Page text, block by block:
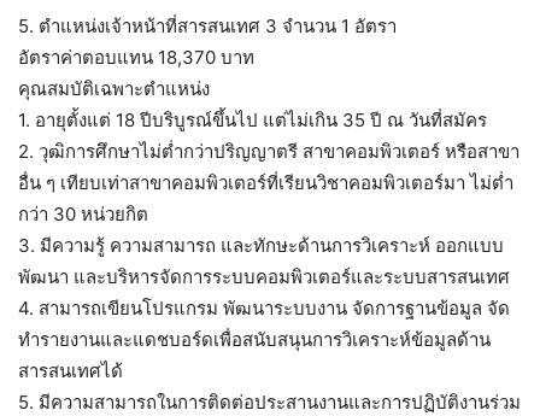
5. ตำแหน่งเจ้าหน้าที่สารสนเทศ 3 จำนวน 1 อัตรา
อัตราค่าตอบแทน 18,370 บาท
คุณสมบัติเฉพาะตำแหน่ง
1. อายุตั้งแต่ 18 ปีบริบูรณ์ขึ้นไป แต่ไม่เกิน 35 ปี ณ วันที่สมัคร
2. วุฒิการศึกษาไม่ต่ำกว่าปริญญาตรี สาขาคอมพิวเตอร์ หรือสาขา
อื่น ๆ เทียบเท่าสาขาคอมพิวเตอร์ที่เรียนวิชาคอมพิวเตอร์มา ไม่ต่ำ
กว่า 30 หน่วยกิต
3. มีความรู้ ความสามารถ และทักษะด้านการวิเคราะห์ ออกแบบ
พัฒนา และบริหารจัดการระบบคอมพิวเตอร์และระบบสารสนเทศ
4. สามารถเขียนโปรแกรม พัฒนาระบบงาน จัดการฐานข้อมูล จัด
ทำรายงานและแดชบอร์ดเพื่อสนับสนุนการวิเคราะห์ข้อมูลด้าน
สารสนเทศได้
5. มีความสามารถในการติดต่อประสานงานและการปฏิบัติงานร่วม